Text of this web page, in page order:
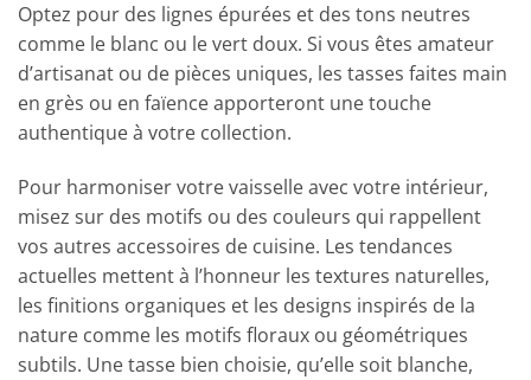
Optez pour des lignes épurées et des tons neutres
comme le blanc ou le vert doux. Si vous êtes amateur
d’artisanat ou de pièces uniques, les tasses faites main
en grès ou en faïence apporteront une touche
authentique à votre collection.
Pour harmoniser votre vaisselle avec votre intérieur,
misez sur des motifs ou des couleurs qui rappellent
vos autres accessoires de cuisine. Les tendances
actuelles mettent à l’honneur les textures naturelles,
les finitions organiques et les designs inspirés de la
nature comme les motifs floraux ou géométriques
subtils. Une tasse bien choisie, qu’elle soit blanche,